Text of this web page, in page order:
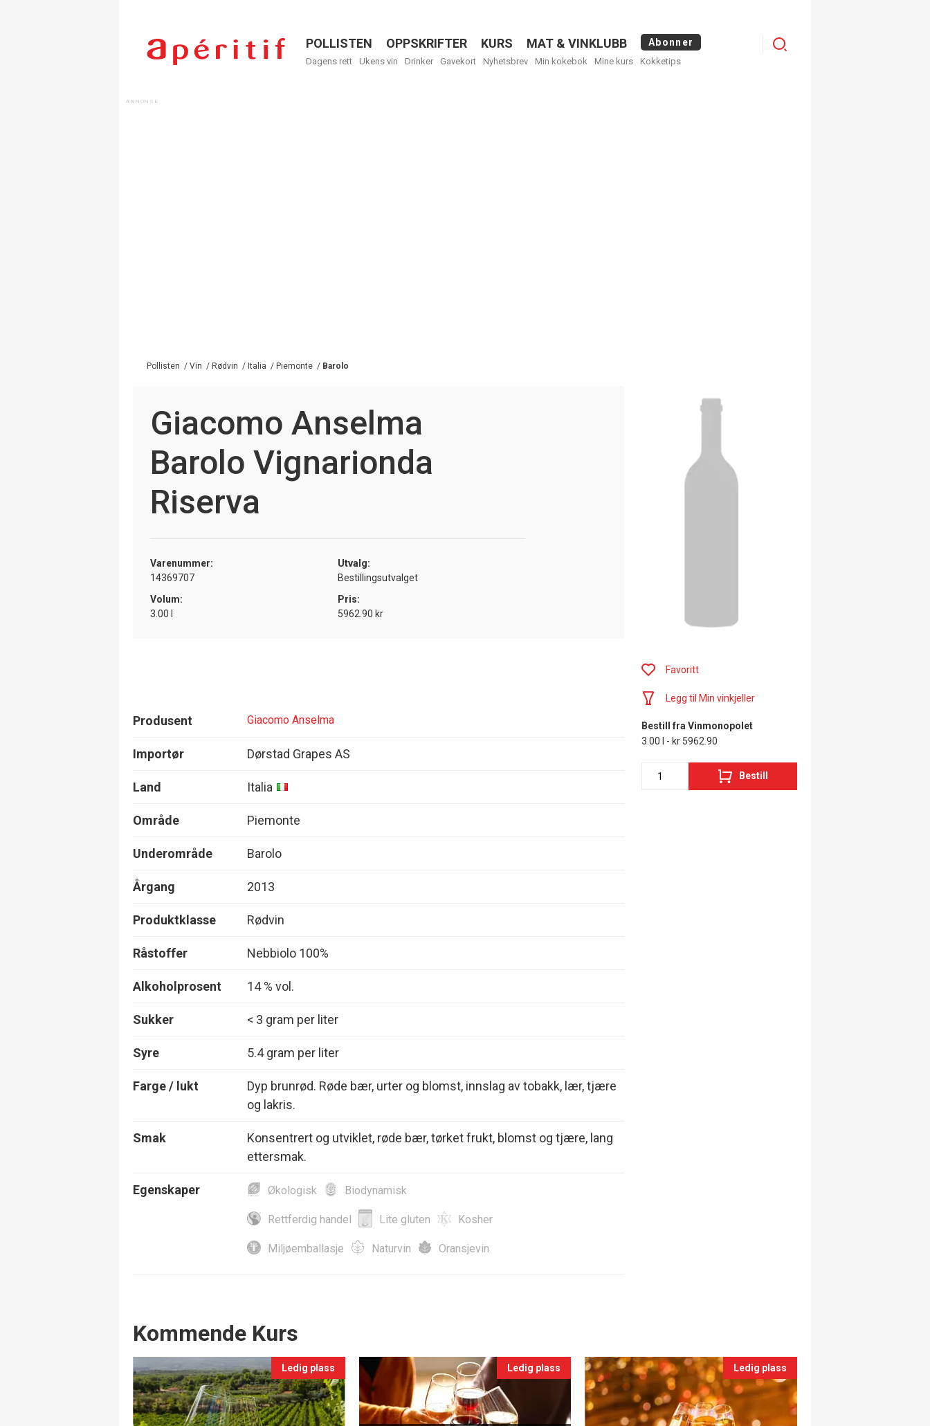
Menu
POLLISTEN OPPSKRIFTER KURS MAT & VINKLUBB Abonner
Dagens rett Ukens vin Drinker Gavekort Nyhetsbrev Min kokebok Mine kurs Kokketips
Menu
Pollisten / Vin / Rødvin / Italia / Piemonte / Barolo
Giacomo Anselma
Barolo Vignarionda
Riserva
Varenummer:
14369707
Utvalg:
Bestillingsutvalget
Volum:
3.00 l
Pris:
5962.90 kr
Produsent Giacomo Anselma
Importør Dørstad Grapes AS
Land Italia
Område Piemonte
Underområde Barolo
Årgang 2013
Produktklasse Rødvin
Råstoffer Nebbiolo 100%
Alkoholprosent 14 % vol.
Sukker < 3 gram per liter
Syre 5.4 gram per liter
Farge / lukt
Dyp brunrød. Røde bær, urter og blomst, innslag av tobakk, lær, tjære
og lakris.
Smak
Konsentrert og utviklet, røde bær, tørket frukt, blomst og tjære, lang
ettersmak.
Egenskaper Økologisk Biodynamisk
Rettferdig handel Lite gluten Kosher
Miljøemballasje Naturvin Oransjevin
Favoritt
Legg til Min vinkjeller
Bestill fra Vinmonopolet
3.00 l - kr 5962.90
Bestill
Events
Kommende Kurs
Ledig plass Ledig plass Ledig plass